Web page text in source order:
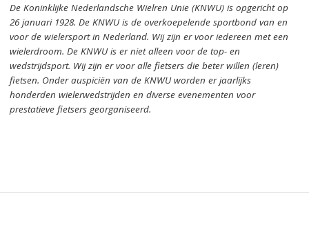
De Koninklijke Nederlandsche Wielren Unie (KNWU) is opgericht op
26 januari 1928.De KNWU is de overkoepelende sportbond van en
voor de wielersport in Nederland. Wij zijn er voor iedereen met een
wielerdroom.De KNWU is er niet alleen voor de top- en
wedstrijdsport. Wij zijn ervoor alle fietsers die beter willen (leren)
fietsen. Onder auspiciën van de KNWU worden er jaarlijks
honderden wielerwedstrijden en diverse evenementen voor
prestatieve fietsers georganiseerd.